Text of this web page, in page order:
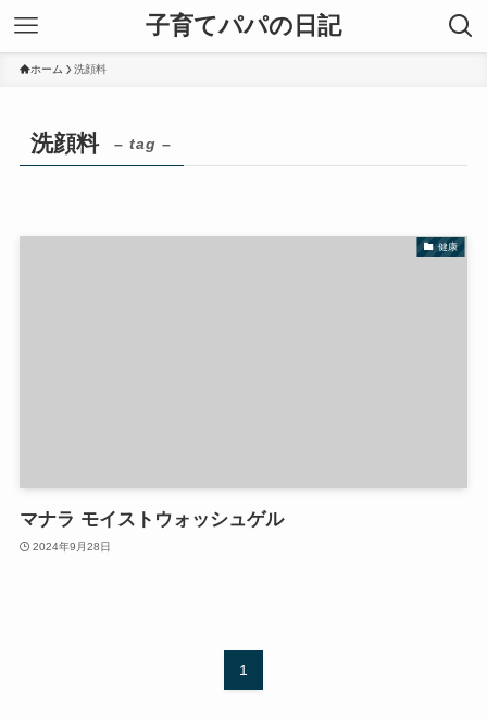
子育てパパの日記
ホーム 洗顔料
洗顔料 – tag –
健康
マナラ モイストウォッシュゲル
2024年9月28日
1